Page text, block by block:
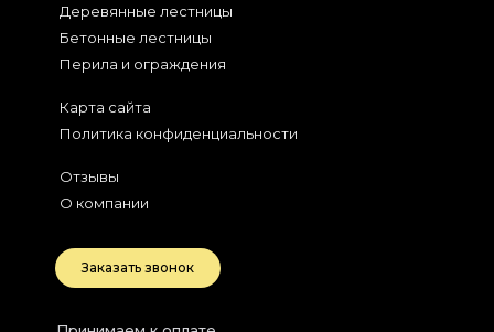
Деревянные лестницы
Бетонные лестницы
Перила и ограждения
Карта сайта
Политика конфиденциальности
Отзывы
О компании
Заказать звонок